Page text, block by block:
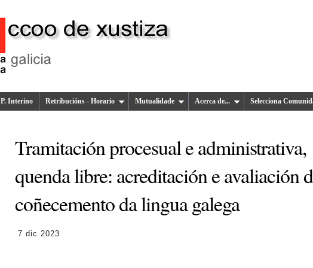
P. Interino Retribucións - Horario Mutualidade Acerca de... Selecciona
Tramitación procesual e administrativa,
quenda libre: acreditación e avaliación
coñecemento da lingua galega
7 dic 2023